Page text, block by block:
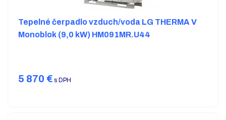
Tepelné čerpadlo vzduch/voda LG THERMA V
Monoblok (9,0 kW) HM091MR.U44
5 870 € s DPH